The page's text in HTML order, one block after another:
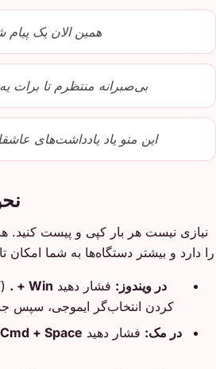
همین الان یک
بی‌صبرانه منتظرم تا برات
این منو یاد یادداشت‌های
نیازی نیست هر بار کپی و پیست
را دارد و بیشتر دستگاه‌ها به شما
در ویندوز: فشار دهید Win + .
کردن انتخاب‌گر ایموجی، سپس
در مک: فشار دهید + Space